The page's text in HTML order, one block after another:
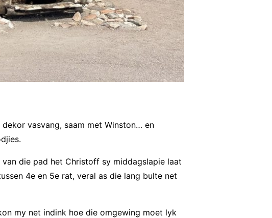
vasvang, saam met Winston… en
die pad het Christoff sy middagslapie laat
4e en 5e rat, veral as die lang bulte net
my net indink hoe die omgewing moet lyk